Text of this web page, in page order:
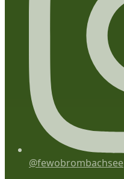
@fewobrombachsee